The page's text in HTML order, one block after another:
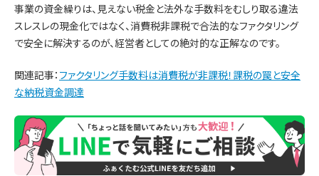
事業の資金繰りは、見えない税金と法外な手数料をむしり取る違法
スレスレの現金化ではなく、消費税非課税で合法的なファクタリング
で安全に解決するのが、経営者としての絶対的な正解なのです。
関連記事： ファクタリング手数料は消費税が非課税！課税の罠と安全
な納税資金調達